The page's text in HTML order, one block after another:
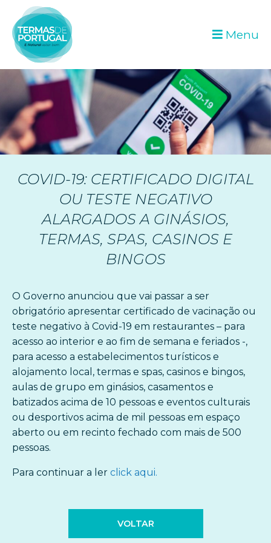
Menu
COVID-19: CERTIFICADO DIGITAL
OU TESTE NEGATIVO
ALARGADOS A GINÁSIOS,
TERMAS, SPAS, CASINOS E
BINGOS
O Governo anunciou que vai passar a ser
obrigatório apresentar certificado de vacinação ou
teste negativo à Covid-19 em restaurantes – para
acesso ao interior e ao fim de semana e feriados -,
para acesso a estabelecimentos turísticos e
alojamento local, termas e spas, casinos e bingos,
aulas de grupo em ginásios, casamentos e
batizados acima de 10 pessoas e eventos culturais
ou desportivos acima de mil pessoas em espaço
aberto ou em recinto fechado com mais de 500
pessoas.
Para continuar a ler click aqui.
VOLTAR